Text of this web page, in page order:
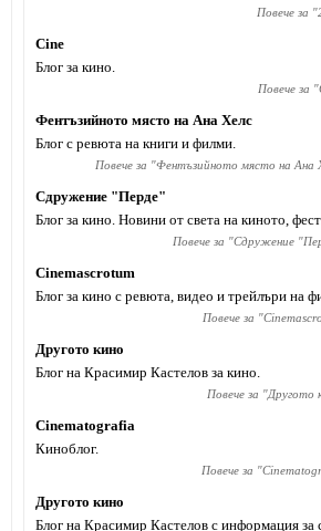
Повече за "
Cine
Блог за кино.
Повече за "
Фентъзийното място на Ана Хелс
Блог с ревюта на книги и филми.
Повече за "Фентъзийното място на Ана
Сдружение "Перде"
Блог за кино. Новини от света на киното,
Повече за "Сдружение
Cinemascrotum
Блог за кино с ревюта, видео и трейлъри на
Повече за "
Другото кино
Блог на Красимир Кастелов за кино.
Повече за "Другото
Cinematografia
Киноблог.
Повече за "
Другото кино
Блог на Красимир Кастелов с информация за